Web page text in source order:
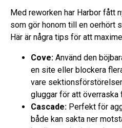
Med reworken har Harbor fått
som gör honom till en oerhört
Här är några tips för att
Cove: Använd den
en site eller blockera
vare
gluggar för att överraska
Cascade: Perfekt för
både kan sakta ner